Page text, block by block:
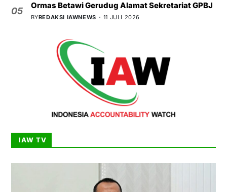
05
Ormas Betawi Gerudug Alamat Sekretariat GPBJ
BYREDAKSI IAWNEWS 11 JULI 2026
IAW TV